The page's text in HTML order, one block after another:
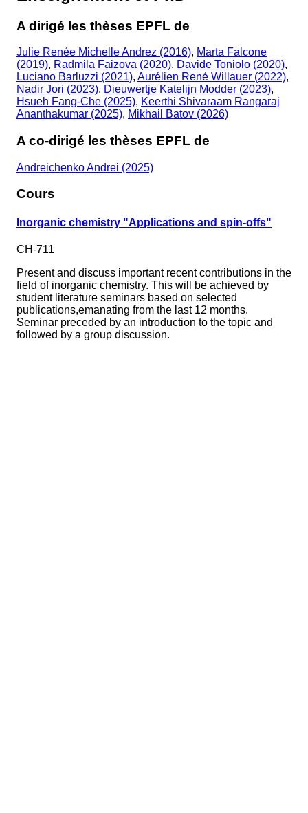
A dirigé les thèses EPFL de
Julie Renée Michelle Andrez (2016), Marta Falcone
(2019), Radmila Faizova (2020), Davide Toniolo (2020),
Luciano Barluzzi (2021), Aurélien René Willauer (2022),
Nadir Jori (2023), Dieuwertje Katelijn Modder (2023),
Hsueh Fang-Che (2025), Keerthi Shivaraam Rangaraj
Ananthakumar (2025), Mikhail Batov (2026)
A co-dirigé les thèses EPFL de
Andreichenko Andrei (2025)
Cours
Inorganic chemistry "Applications and spin-offs"
CH-711
Present and discuss important recent contributions in the
field of inorganic chemistry. This will be achieved by
student literature seminars based on selected
publications,emanating from the last 12 months.
Seminar preceded by an introduction to the topic and
followed by a group discussion.